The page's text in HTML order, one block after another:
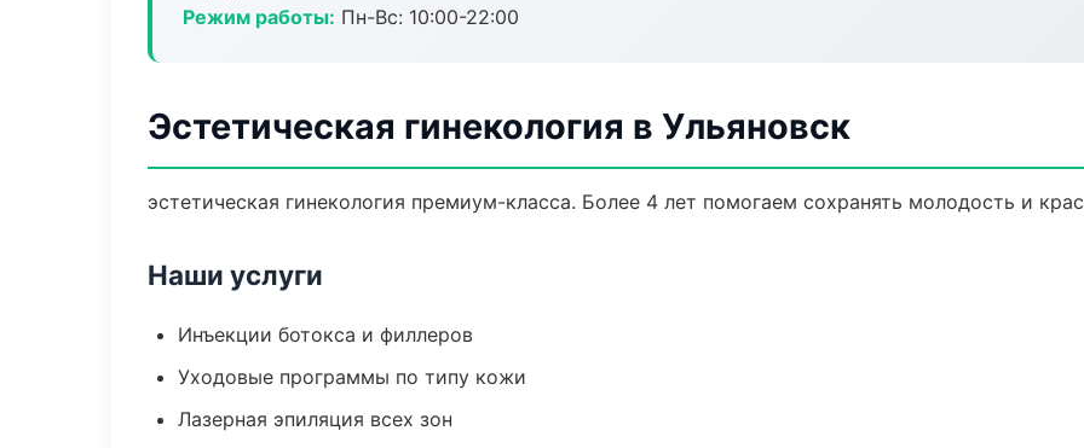
Режим работы: Пн-Вс: 10:00-22:00
Эстетическая гинекология в Ульяновск
эстетическая гинекология премиум-класса. Более 4 лет помогаем сохранять молодость и
Наши услуги
Инъекции ботокса и филлеров
Уходовые программы по типу кожи
Лазерная эпиляция всех зон